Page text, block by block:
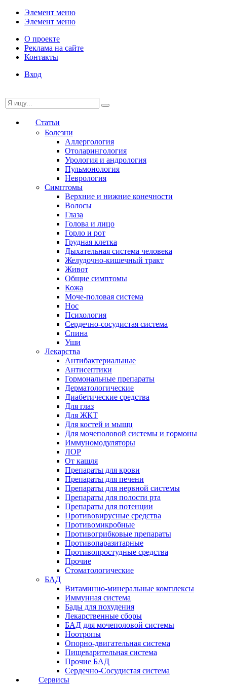
Элемент меню
Элемент меню
О проекте
Реклама на сайте
Контакты
Вход
Статьи
Болезни
Аллергология
Отоларингология
Урология и андрология
Пульмонология
Неврология
Симптомы
Верхние и нижние конечности
Волосы
Глаза
Голова и лицо
Горло и рот
Грудная клетка
Дыхательная система человека
Желудочно-кишечный тракт
Живот
Общие симптомы
Кожа
Моче-половая система
Нос
Психология
Сердечно-сосудистая система
Спина
Уши
Лекарства
Антибактериальные
Антисептики
Гормональные препараты
Дерматологические
Диабетические средства
Для глаз
Для ЖКТ
Для костей и мыщц
Для мочеполовой системы и гормоны
Иммуномодуляторы
ЛОР
От кашля
Препараты для крови
Препараты для печени
Препараты для нервной системы
Препараты для полости рта
Препараты для потенции
Противовирусные средства
Противомикробные
Противогрибковые препараты
Противопаразитарные
Противопростудные средства
Прочие
Стоматологические
БАД
Витаминно-минеральные комплексы
Иммунная система
Бады для похудения
Лекарственные сборы
БАД для мочеполовой системы
Ноотропы
Опорно-двигательная система
Пищеварительная система
Прочие БАД
Сердечно-Сосудистая система
Сервисы